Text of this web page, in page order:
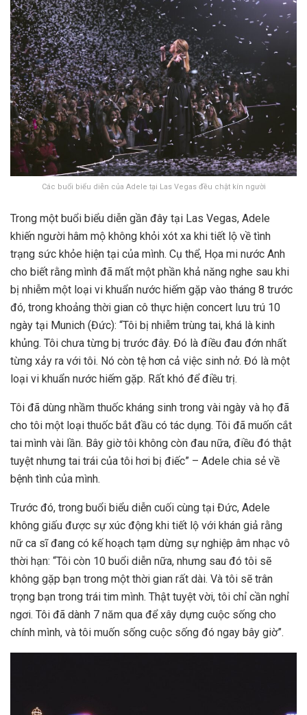
Các buổi biểu diễn của Adele tại Las Vegas đều chật kín người
Trong một buổi biểu diễn gần đây tại Las Vegas, Adele
khiến người hâm mộ không khỏi xót xa khi tiết lộ về tình
trạng sức khỏe hiện tại của mình. Cụ thể, Họa mi nước Anh
cho biết rằng mình đã mất một phần khả năng nghe sau khi
bị nhiễm một loại vi khuẩn nước hiếm gặp vào tháng 8 trước
đó, trong khoảng thời gian cô thực hiện concert lưu trú 10
ngày tại Munich (Đức): “Tôi bị nhiễm trùng tai, khá là kinh
khủng. Tôi chưa từng bị trước đây. Đó là điều đau đớn nhất
từng xảy ra với tôi. Nó còn tệ hơn cả việc sinh nở. Đó là một
loại vi khuẩn nước hiếm gặp. Rất khó để điều trị.
Tôi đã dùng nhầm thuốc kháng sinh trong vài ngày và họ đã
cho tôi một loại thuốc bắt đầu có tác dụng. Tôi đã muốn cắt
tai mình vài lần. Bây giờ tôi không còn đau nữa, điều đó thật
tuyệt nhưng tai trái của tôi hơi bị điếc” – Adele chia sẻ về
bệnh tình của mình.
Trước đó, trong buổi biểu diễn cuối cùng tại Đức, Adele
không giấu được sự xúc động khi tiết lộ với khán giả rằng
nữ ca sĩ đang có kế hoạch tạm dừng sự nghiệp âm nhạc vô
thời hạn: “Tôi còn 10 buổi diễn nữa, nhưng sau đó tôi sẽ
không gặp bạn trong một thời gian rất dài. Và tôi sẽ trân
trọng bạn trong trái tim mình. Thật tuyệt vời, tôi chỉ cần nghỉ
ngơi. Tôi đã dành 7 năm qua để xây dựng cuộc sống cho
chính mình, và tôi muốn sống cuộc sống đó ngay bây giờ”.